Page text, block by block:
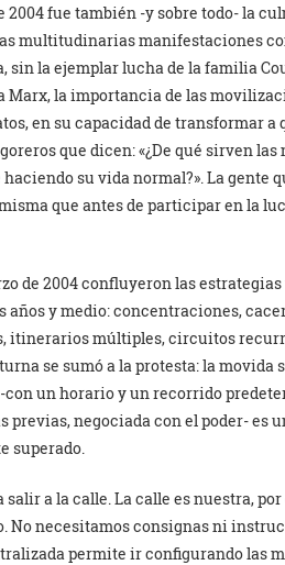
2004 fue también -y sobre todo- la
multitudinarias manifestaciones
sin la ejemplar lucha de la familia
Marx, la importancia de las
en su capacidad de transformar
que dicen: «¿De qué sirven
su vida normal?». La gente
que antes de participar en la
de 2004 confluyeron las estrategias
y medio: concentraciones,
itinerarios múltiples, circuitos
se sumó a la protesta: la movida
un horario y un recorrido
negociada con el poder- es
superado.
a la calle. La calle es nuestra,
No necesitamos consignas ni
permite ir configurando las